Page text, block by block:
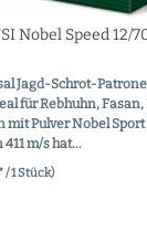
Nobel Speed 12/
Jagd-Schrot-
für Rebhuhn,
mit Pulver Nobel
m/s hat...
/ 1 Stück)